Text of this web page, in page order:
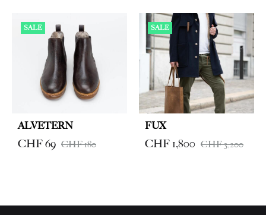
SALE
ALVETERN
CHF69 CHF180
SALE
FUX
CHF 1,800 CHF3,200